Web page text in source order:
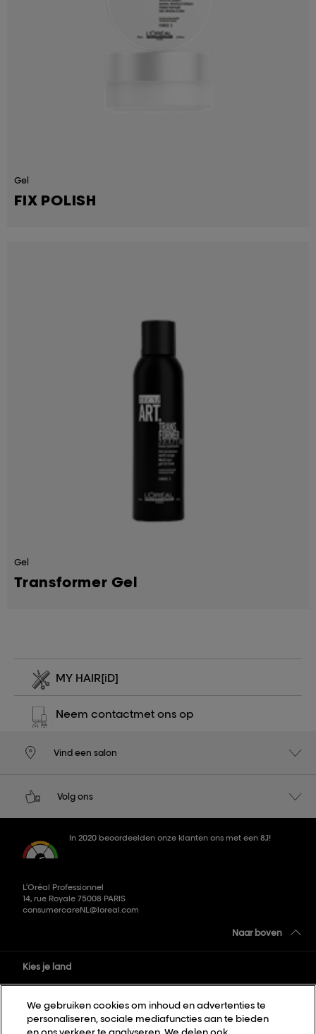
Gel
FIX POLISH
Gel
Transformer Gel
MY HAIR[iD]
Neem contactmet ons op
Vind een salon
Volg ons
In 2020 beoordeelden onze klanten ons met een 8,1!
L’Oréal Professionnel
14, rue Royale 75008 PARIS
consumercareNL@loreal.com
Naar boven
Kies je land
Sitemap
Algemene voorwaarden
We gebruiken cookies om inhoud en advertenties te
personaliseren, sociale mediafuncties aan te bieden